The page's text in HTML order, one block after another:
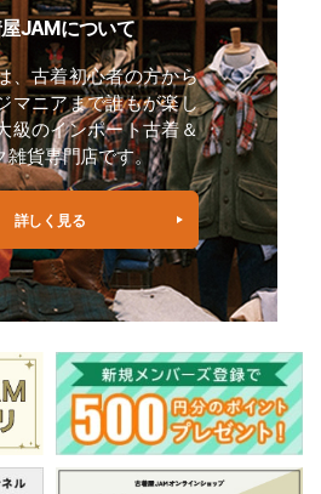
JAMについて
、古着初心者の方から
マニアまで誰もが楽し
級のインポート古着＆
雑貨専門店です。
詳しく見る